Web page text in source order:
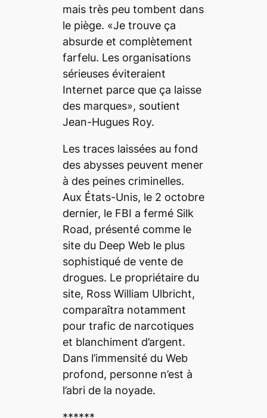
mais très peu tombent dans
le piège. «Je trouve ça
absurde et complètement
farfelu. Les organisations
sérieuses éviteraient
Internet parce que ça laisse
des marques», soutient
Jean-Hugues Roy.
Les traces laissées au fond
des abysses peuvent mener
à des peines criminelles.
Aux États-Unis, le 2 octobre
dernier, le FBI a fermé Silk
Road, présenté comme le
site du Deep Weble plus
sophistiqué de vente de
drogues. Le propriétaire du
site, Ross William Ulbricht,
comparaîtra notamment
pour trafic de narcotiques
et blanchiment d’argent.
Dans l’immensité du Web
profond, personne n’est à
l’abri de la noyade.